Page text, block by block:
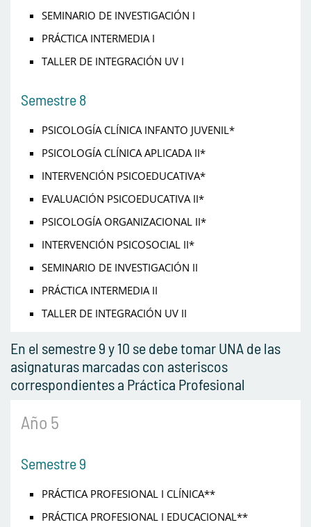
SEMINARIO DE INVESTIGACIÓN I
PRÁCTICA INTERMEDIA I
TALLER DE INTEGRACIÓN UV I
Semestre 8
PSICOLOGÍA CLÍNICA INFANTO JUVENIL*
PSICOLOGÍA CLÍNICA APLICADA II*
INTERVENCIÓN PSICOEDUCATIVA*
EVALUACIÓN PSICOEDUCATIVA II*
PSICOLOGÍA ORGANIZACIONAL II*
INTERVENCIÓN PSICOSOCIAL II*
SEMINARIO DE INVESTIGACIÓN II
PRÁCTICA INTERMEDIA II
TALLER DE INTEGRACIÓN UV II
En el semestre 9 y 10 se debe tomar UNA de las
asignaturas marcadas con asteriscos
correspondientes a Práctica Profesional
Año 5
Semestre 9
PRÁCTICA PROFESIONAL I CLÍNICA**
PRÁCTICA PROFESIONAL I EDUCACIONAL**